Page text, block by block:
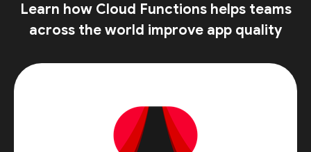
Learn how Cloud Functions helps teams
across the world improve app quality